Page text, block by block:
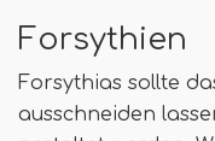
Forsythien
Forsythias sollte
ausschneiden